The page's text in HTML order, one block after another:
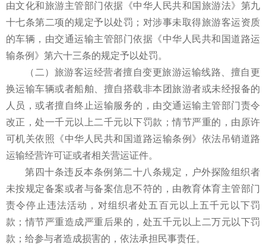
由文化和旅游主管部门依据《中华人民共和国旅游法》第九
十七条第二项的规定予以处罚；对涉事未取得旅游客运资质
的车辆，由交通运输主管部门依据《中华人民共和国道路运
输条例》第六十三条的规定予以处罚。
（二）旅游客运经营者擅自变更旅游运输线路、擅自更
换运输车辆或者船舶、擅自搭载非本团旅游者或未经报备的
人员，或者擅自终止运输服务的，由交通运输主管部门责令
改正，处一千元以上二千元以下罚款；情节严重的，由原许
可机关依照《中华人民共和国道路运输条例》依法吊销道路
运输经营许可证或者相关营运证件。
第四十条违反本条例第二十八条规定，户外探险组织者
未按规定备案或者与备案信息不符的，由教育体育主管部门
责令停止违法活动，对组织者处五百元以上五千元以下罚
款；情节严重造成严重后果的，处五千元以上二万元以下罚
款；给参与者造成损害的，依法承担民事责任。